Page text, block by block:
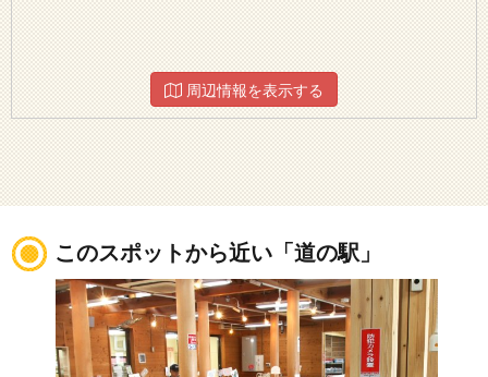
周辺情報を表示する
このスポットから近い「道の駅」